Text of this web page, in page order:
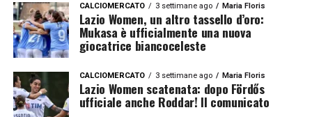
CALCIOMERCATO 3 settimane ago Maria Floris
Lazio Women, un altro tassello d’oro:
Mukasa è ufficialmente una nuova
giocatrice biancoceleste
CALCIOMERCATO 3 settimane ago Maria Floris
Lazio Women scatenata: dopo Fördős
ufficiale anche Roddar! Il comunicato